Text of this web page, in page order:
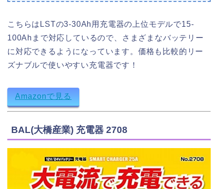
こちらはLSTの3-30Ah用充電器の上位モデルで15-
100Ahまで対応しているので、さまざまなバッテリー
に対応できるようになっています。価格も比較的リー
ズナブルで使いやすい充電器です！
Amazonで見る
BAL(大橋産業) 充電器 2708